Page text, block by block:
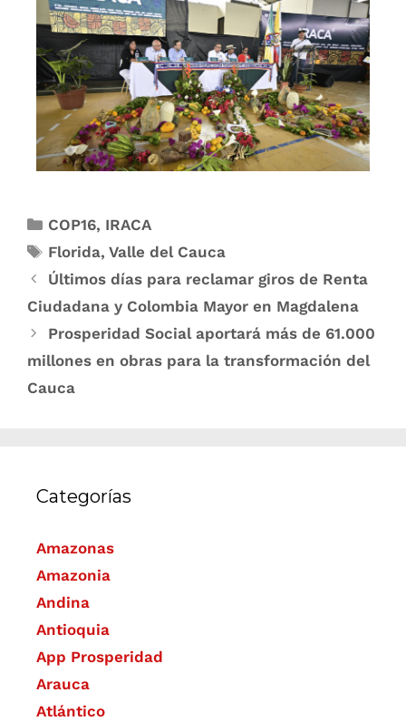
COP16, IRACA
Florida,Valle del Cauca
Últimos días para reclamar giros de Renta
Ciudadana y Colombia Mayor en Magdalena
Prosperidad Social aportará más de 61.000
millones en obras para la transformación del
Cauca
Categorías
Amazonas
Amazonia
Andina
Antioquia
App Prosperidad
Arauca
Atlántico